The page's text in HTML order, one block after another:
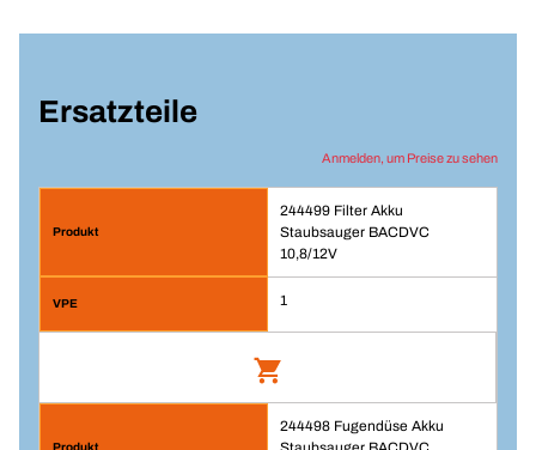
Ersatzteile
Anmelden, um Preise zu sehen
244499 Filter Akku
Staubsauger BACDVC
10,8/12V
1
Filter Akku Staubsauger BACDVC
244498 Fugendüse Akku